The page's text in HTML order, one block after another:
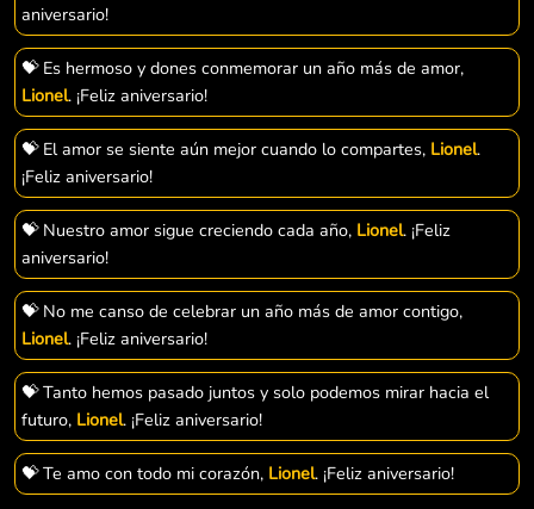
aniversario!
💝 Es hermoso y dones conmemorar un año más de amor,
Lionel. ¡Feliz aniversario!
💝 El amor se siente aún mejor cuando lo compartes, Lionel.
¡Feliz aniversario!
💝 Nuestro amor sigue creciendo cada año, Lionel. ¡Feliz
aniversario!
💝 No me canso de celebrar un año más de amor contigo,
Lionel. ¡Feliz aniversario!
💝 Tanto hemos pasado juntos y solo podemos mirar hacia el
futuro, Lionel. ¡Feliz aniversario!
💝 Te amo con todo mi corazón, Lionel. ¡Feliz aniversario!